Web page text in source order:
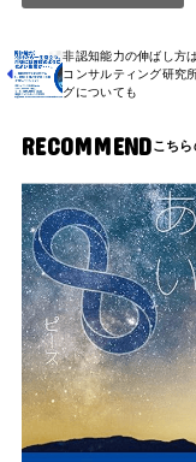
非認知能力の伸ばし方
コンサルティング研究
グについても
RECOMMEND